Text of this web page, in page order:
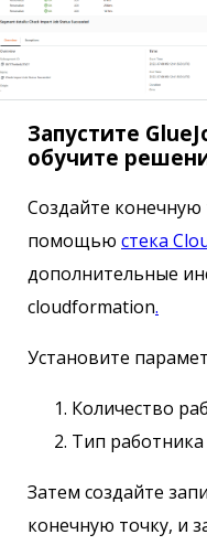
Запустите
обучите
Создайте конечную
помощью стека
дополнительные
cloudformation.
Установите
Количество
Тип работника
Затем создайте
конечную точку, и